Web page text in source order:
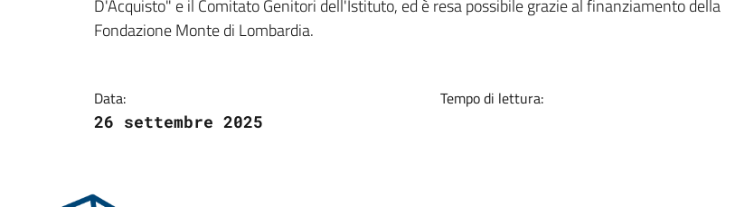
D'Acquisto" e il Comitato Genitori dell'Istituto, ed è resa possibile grazie al finanziamento della
Fondazione Monte di Lombardia.
Data:
26 settembre 2025
Tempo di lettura: